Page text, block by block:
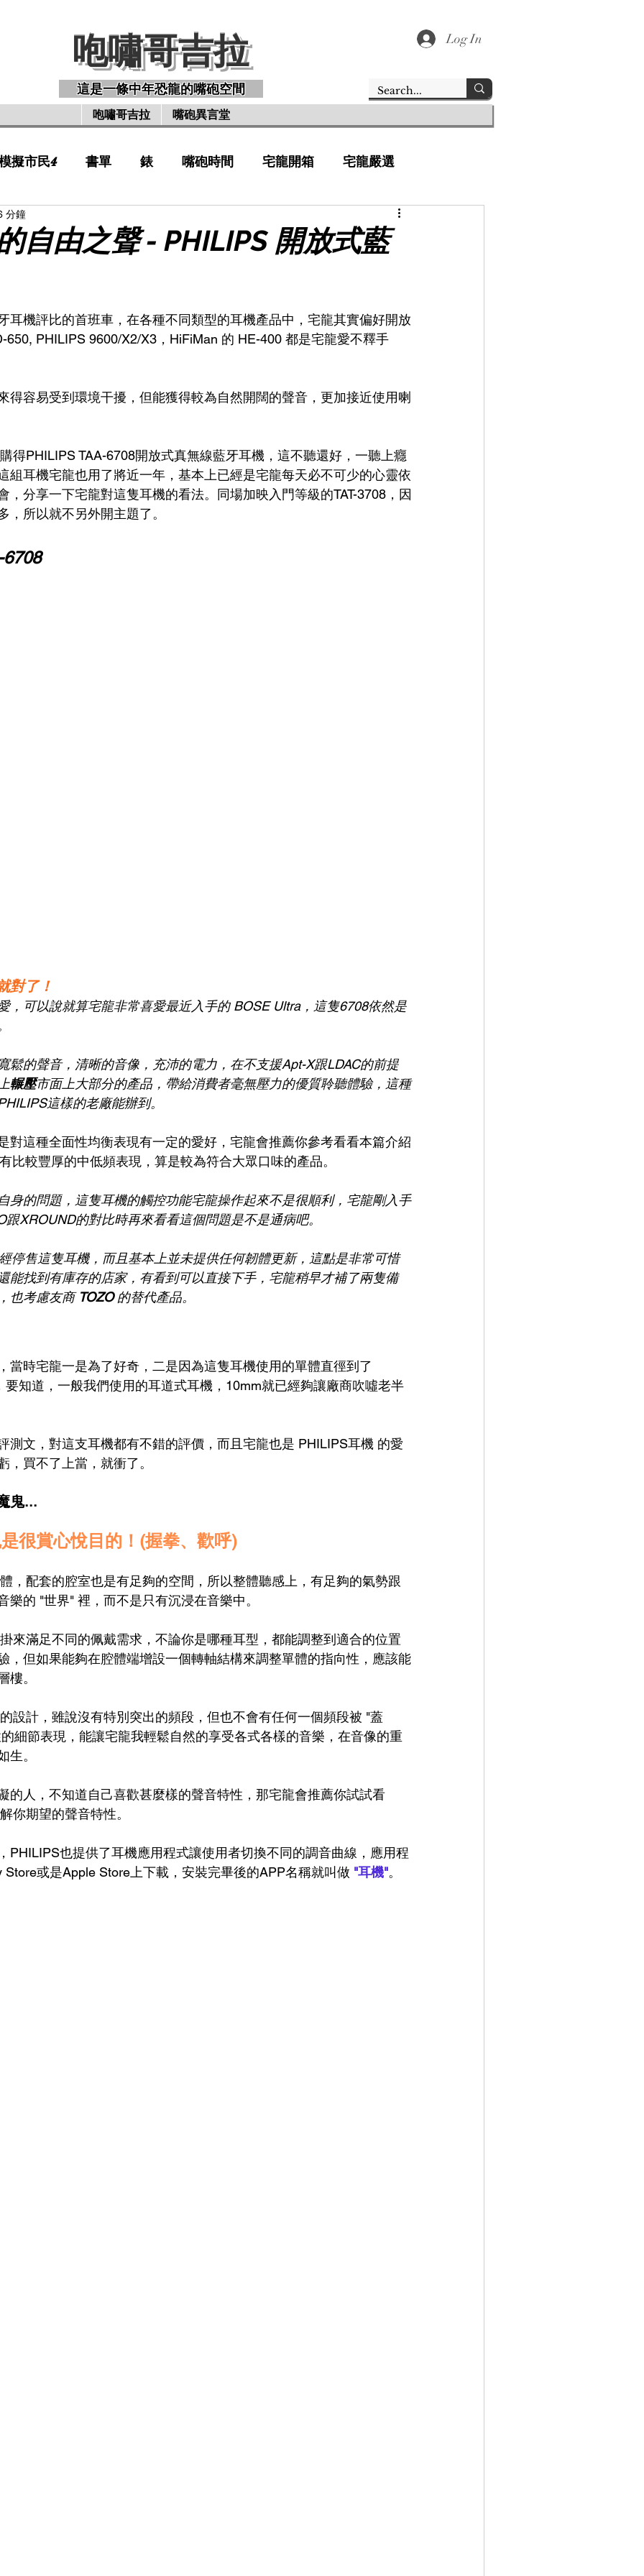
Log In
咆嘯哥吉拉 ​
咆嘯哥吉拉 ​
咆嘯哥吉拉 ​
這是一條中年恐龍的嘴砲空間
咆嘯哥吉拉 嘴砲異言堂
擬市民4 書單 錶 嘴砲時間 宅龍開箱 宅龍嚴選
自由之聲 - PHILIPS 開放式藍
分鐘
耳機評比的首班車，在各種不同類型的耳機產品中，宅龍其實偏好開放
650, PHILIPS 9600/X2/X3，HiFiMan 的 HE-400 都是宅龍愛不釋手
得容易受到環境干擾，但能獲得較為自然開闊的聲音，更加接近使用喇
得PHILIPS TAA-6708開放式真無線藍牙耳機，這不聽還好，一聽上癮
組耳機宅龍也用了將近一年，基本上已經是宅龍每天必不可少的心靈依
，分享一下宅龍對這隻耳機的看法。同場加映入門等級的TAT-3708，因
，所以就不另外開主題了。
對了！
，可以說就算宅龍非常喜愛最近入手的 BOSE Ultra，這隻6708依然是
鬆的聲音，清晰的音像，充沛的電力，在不支援Apt-X跟LDAC的前提
輾壓市面上大部分的產品，帶給消費者毫無壓力的優質聆聽體驗，這種
這樣的老廠能辦到。
對這種全面性均衡表現有一定的愛好，宅龍會推薦你參考看看本篇介紹
比較豐厚的中低頻表現，算是較為符合大眾口味的產品。
身的問題，這隻耳機的觸控功能宅龍操作起來不是很順利，宅龍剛入手
XROUND的對比時再來看看這個問題是不是通病吧。
停售這隻耳機，而且基本上並未提供任何韌體更新，這點是非常可惜
能找到有庫存的店家，有看到可以直接下手，宅龍稍早才補了兩隻備
也考慮友商 TOZO 的替代產品。
當時宅龍一是為了好奇，二是因為這隻耳機使用的單體直徑到了
要知道，一般我們使用的耳道式耳機，10mm就已經夠讓廠商吹噓老半
測文，對這支耳機都有不錯的評價，而且宅龍也是 PHILIPS耳機 的愛
，買不了上當，就衝了。
鬼...
很賞心悅目的！(握拳、歡呼)
，配套的腔室也是有足夠的空間，所以整體聽感上，有足夠的氣勢跟
樂的 "世界" 裡，而不是只有沉浸在音樂中。
來滿足不同的佩戴需求，不論你是哪種耳型，都能調整到適合的位置
，但如果能夠在腔體端增設一個轉軸結構來調整單體的指向性，應該能
樓。
設計，雖說沒有特別突出的頻段，但也不會有任何一個頻段被 "蓋
細節表現，能讓宅龍我輕鬆自然的享受各式各樣的音樂，在音像的重
生。
的人，不知道自己喜歡甚麼樣的聲音特性，那宅龍會推薦你試試看
你期望的聲音特性。
PHILIPS也提供了耳機應用程式讓使用者切換不同的調音曲線，應用程
Store或是Apple Store上下載，安裝完畢後的APP名稱就叫做 "耳機"。